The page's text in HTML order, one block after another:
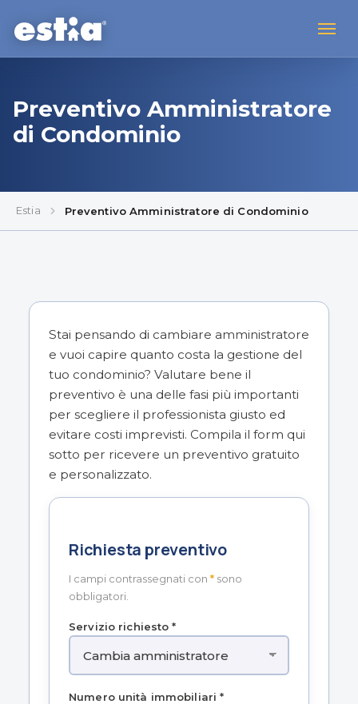
Preventivo Amministratore
di Condominio
Estia Preventivo Amministratore di Condominio
Stai pensando di cambiare amministratore
e vuoi capire quanto costa la gestione del
tuo condominio? Valutare bene il
preventivo è una delle fasi più importanti
per scegliere il professionista giusto ed
evitare costi imprevisti. Compila il form qui
sotto per ricevere un preventivo gratuito
e personalizzato.
Richiesta preventivo
I campi contrassegnati con * sono
obbligatori.
Servizio richiesto *
Numero unità immobiliari *